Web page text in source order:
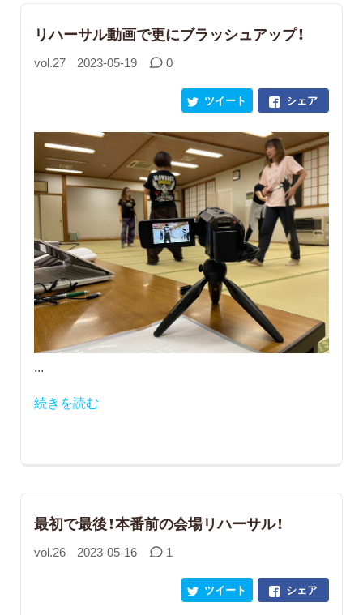
リハーサル動画で更にブラッシュアップ！
vol.27 2023-05-19 0
シェア
ツイート
...
続きを読む
最初で最後！本番前の会場リハーサル！
vol.26 2023-05-16 1
シェア
ツイート